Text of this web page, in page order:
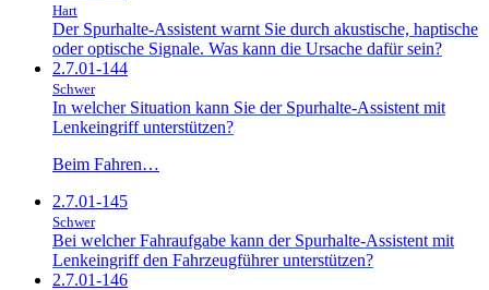
Hart
Der Spurhalte-Assistent warnt Sie durch akustische, haptische
oder optische Signale. Was kann die Ursache dafür sein?
2.7.01-144
Schwer
In welcher Situation kann Sie der Spurhalte-Assistent mit
Lenkeingriff unterstützen?
Beim Fahren…
2.7.01-145
Schwer
Bei welcher Fahraufgabe kann der Spurhalte-Assistent mit
Lenkeingriff den Fahrzeugführer unterstützen?
2.7.01-146